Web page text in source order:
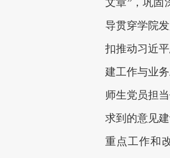
文章”，巩固
导贯穿学院
扣推动习近
建工作与业
师生党员担
求到的意见
重点工作和